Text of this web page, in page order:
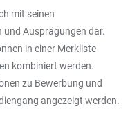
mit seinen
und Ausprägungen dar.
in einer Merkliste
kombiniert werden.
zu Bewerbung und
angezeigt werden.